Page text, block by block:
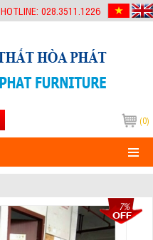
HOTLINE: 028.3511.1226
(0)
7%